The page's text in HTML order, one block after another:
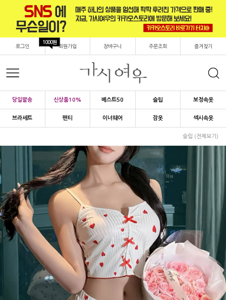
로그인 회원가입
1000원
장바구니 주문조회 즐겨찾기
당일발송 신상품10% 베스트50 슬립 보정속옷
브라세트 팬티 이너웨어 잠옷 섹시속옷
슬립 (전체보기)